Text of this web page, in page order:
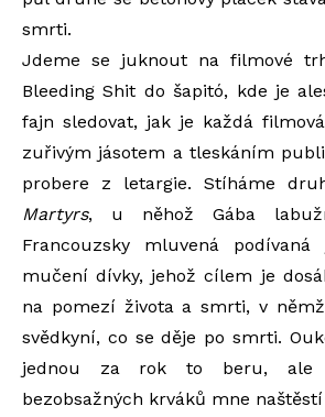
smrti.
Jdeme se juknout na filmové
Bleeding Shit do šapitó, kde je
fajn sledovat, jak je každá
zuřivým jásotem a tleskáním
probere z letargie. Stíháme
Martyrs, u něhož Gába
Francouzsky mluvená
mučení dívky, jehož cílem je
na pomezí života a smrti, v
svědkyní, co se děje po smrti.
jednou za rok to beru, ale
bezobsažných krváků mne